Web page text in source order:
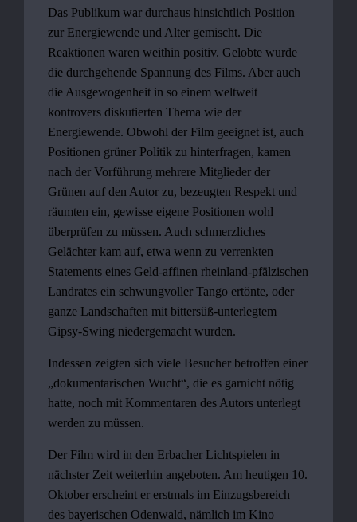
Das Publikum war durchaus hinsichtlich Position
zur Energiewende und Alter gemischt. Die
Reaktionen waren weithin positiv. Gelobte wurde
die durchgehende Spannung des Films. Aber auch
die Ausgewogenheit in so einem weltweit
kontrovers diskutierten Thema wie der
Energiewende. Obwohl der Film geeignet ist, auch
Positionen grüner Politik zu hinterfragen, kamen
nach der Vorführung mehrere Mitglieder der
Grünen auf den Autor zu, bezeugten Respekt und
räumten ein, gewisse eigene Positionen wohl
überprüfen zu müssen. Auch schmerzliches
Gelächter kam auf, etwa wenn zu verrenkten
Statements eines Geld-affinen rheinland-pfälzischen
Landrates ein schwungvoller Tango ertönte, oder
ganze Landschaften mit bittersüß-unterlegtem
Gipsy-Swing niedergemacht wurden.
Indessen zeigten sich viele Besucher betroffen einer
„dokumentarischen Wucht“, die es garnicht nötig
hatte, noch mit Kommentaren des Autors unterlegt
werden zu müssen.
Der Film wird in den Erbacher Lichtspielen in
nächster Zeit weiterhin angeboten. Am heutigen 10.
Oktober erscheint er erstmals im Einzugsbereich
des bayerischen Odenwald, nämlich im Kino